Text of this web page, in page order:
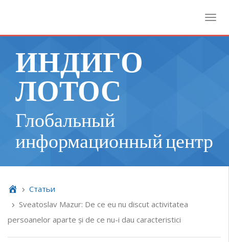
ИНДИГО
ЛОТОС
Глобальный
информационный центр
Cтатьи
Sveatoslav Mazur: De ce eu nu discut activitatea
persoanelor aparte și de ce nu-i dau caracteristici